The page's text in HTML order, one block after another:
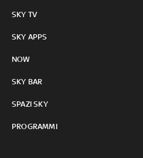
SKY TV
SKY APPS
NOW
SKY BAR
SPAZI SKY
PROGRAMMI